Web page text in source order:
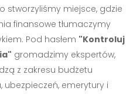
stworzyliśmy miejsce, gdzie
finansowe tłumaczymy
Pod hasłem "Kontroluj
gromadzimy ekspertów,
z zakresu budżetu
emerytury i